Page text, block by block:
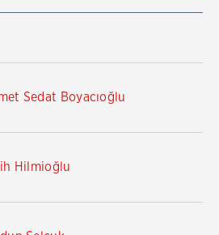
Sedat Boyacıoğlu
Hilmioğlu